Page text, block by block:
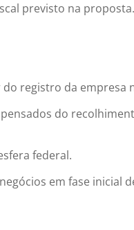
previsto na proposta.
registro da empresa
do recolhimento
federal.
em fase inicial